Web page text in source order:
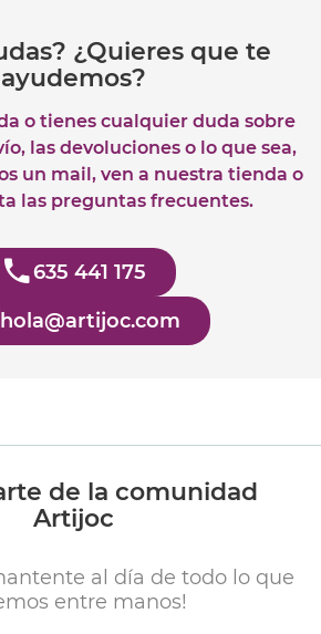
¿Quieres que te
ayudemos?
o tienes cualquier duda sobre
las devoluciones o lo que sea,
un mail, ven a nuestra tienda o
las preguntas frecuentes.
635 441 175
hola@artijoc.com
de la comunidad
Artijoc
al día de todo lo que
entre manos!